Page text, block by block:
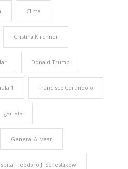
Clima
Cristina Kirchner
Donald Trump
1 Francisco Cerúndolo
garrafa
General ALvear
Teodoro J. Schestakow